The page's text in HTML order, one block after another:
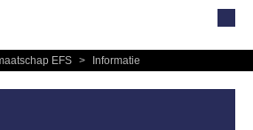
EFS > Informatie